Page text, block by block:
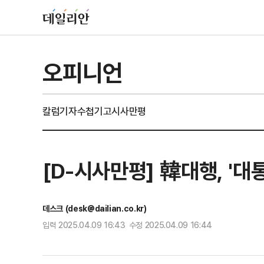
오피니언
칼럼기자수첩기고시사만평
[D-시사만평] 韓대행, '대
데스크 (desk@dailian.co.kr)
입력 2025.04.09 16:43 수정 2025.04.09 16:44